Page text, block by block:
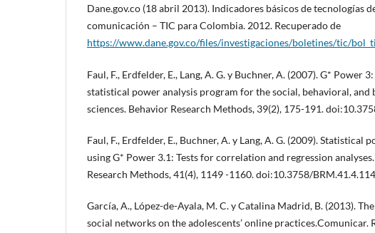
Dane.gov.co (18 abril 2013). Indicadores básicos de tecnologías
comunicación – TIC para Colombia. 2012. Recuperado de
https://www.dane.gov.co/files/investigaciones/boletines/tic/
Faul, F., Erdfelder, E., Lang, A. G. y Buchner, A. (2007). G* Power
statistical power analysis program for the social, behavioral, and
sciences. Behavior Research Methods, 39(2), 175-191.
Faul, F., Erdfelder, E., Buchner, A. y Lang, A. G. (2009). Statistical
using G* Power 3.1: Tests for correlation and regression
Research Methods, 41(4), 1149 -1160. doi:10.3758/
García, A., López-de-Ayala, M. C. y Catalina Madrid, B. (2013).
social networks on the adolescents’ online practices.Comunicar.